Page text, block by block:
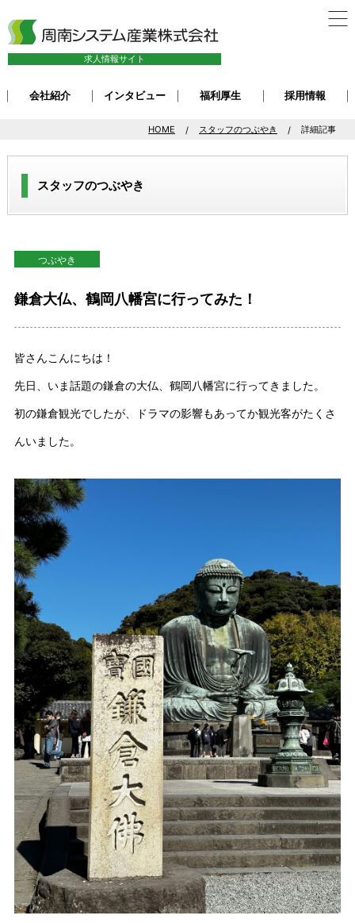
求人情報サイト
会社紹介 インタビュー 福利厚生 採用情報
HOME スタッフのつぶやき 詳細記事
スタッフのつぶやき
つぶやき
鎌倉大仏、鶴岡八幡宮に行ってみた！
皆さんこんにちは！
先日、いま話題の鎌倉の大仏、鶴岡八幡宮に行ってきました。
初の鎌倉観光でしたが、ドラマの影響もあってか観光客がたくさ
んいました。